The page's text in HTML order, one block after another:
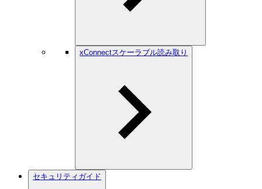
xConnectスケーラブル読み取り
セキュリティガイド